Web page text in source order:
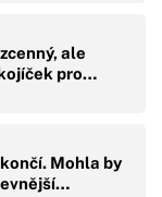
ale
pro…
Mohla by